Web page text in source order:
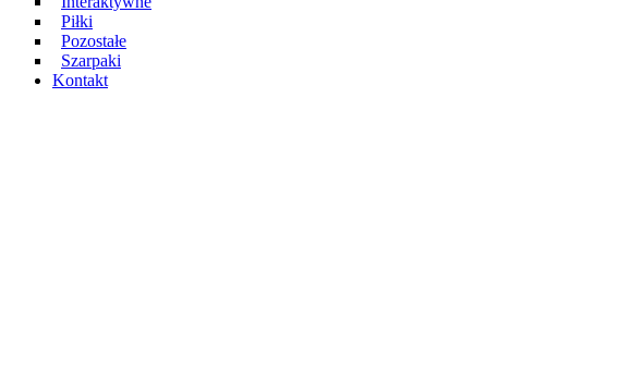
Piłki
Pozostałe
Szarpaki
Kontakt